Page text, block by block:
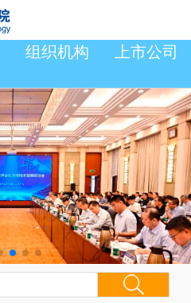
组织机构
上市公司